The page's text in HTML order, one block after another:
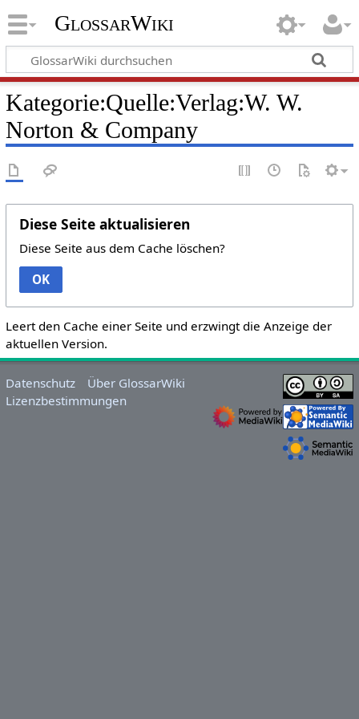
GlossarWiki
Kategorie:Quelle:Verlag:W. W.
Norton & Company
Diese Seite aktualisieren
Diese Seite aus dem Cache löschen?
OK
Leert den Cache einer Seite und erzwingt die Anzeige der
aktuellen Version.
Datenschutz
Über GlossarWiki
Lizenzbestimmungen